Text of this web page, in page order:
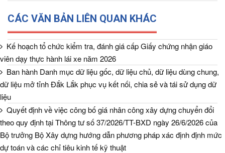
CÁC VĂN BẢN LIÊN QUAN KHÁC
Kế hoạch tổ chức kiểm tra, đánh giá cấp Giấy chứng nhận giáo
viên dạy thực hành lái xe năm 2026
Ban hành Danh mục dữ liệu gốc, dữ liệu chủ, dữ liệu dùng chung,
dữ liệu mở tỉnh Đắk Lắk phục vụ kết nối, chia sẻ và tái sử dụng dữ
liệu
Quyết định về việc công bố giá nhân công xây dựng chuyển đổi
theo quy định tại Thông tư số 37/2026/TT-BXD ngày 26/6/2026 của
Bộ trưởng Bộ Xây dựng hướng dẫn phương pháp xác định định mức
dự toán và các chỉ tiêu kinh tế kỹ thuật